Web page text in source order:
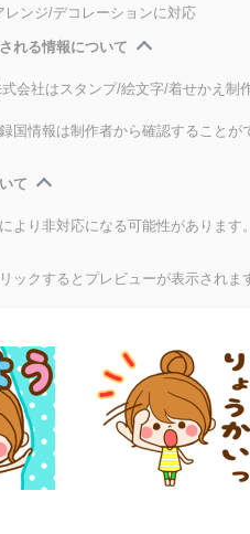
レンジ/デコレーションに対応
れる情報について
会社はスタンプ/絵文字/着せかえ制
国情報は制作者から確認すること
て
より非対応になる可能性があります
ックするとプレビューが表示されま